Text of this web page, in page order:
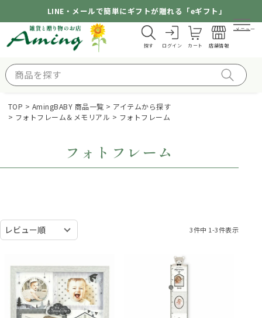
LINE・メールで簡単にギフトが贈れる「eギフト」
探す ログイン カート 店舗情報
メニュー
TOP AmingBABY 商品一覧
アイテムから探す
フォトフレーム＆メモリアル
フォトフレーム
フォトフレーム
3件中 1-3件表示